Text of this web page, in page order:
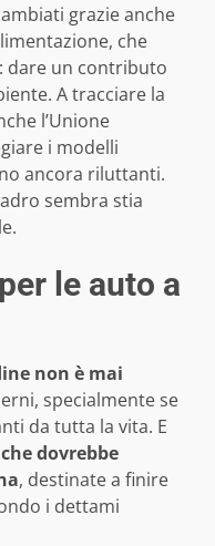
grazie anche
che
dare un contributo
A tracciare la
l’Unione
i modelli
ancora riluttanti.
sembra stia
le auto a
non è mai
specialmente se
da tutta la vita. E
dovrebbe
, destinate a finire
i dettami